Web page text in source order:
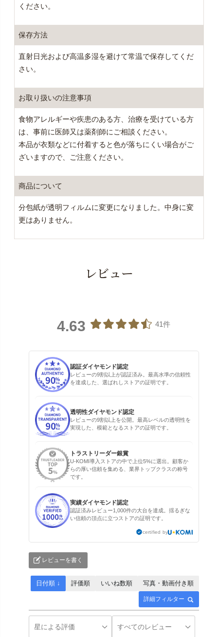
ください。
保存方法
直射日光および高温多湿を避けて常温で保存してくだ
さい。
お取り扱いの注意事項
食物アレルギーや疾患のある方、治療を受けている方
は、事前に医師又は薬剤師にご相談ください。
本品が衣類などに付着すると色が落ちにくい場合がご
ざいますので、ご注意ください。
商品について
分包紙が透明フィルムに変更になりました。中身に変
更はありません。
レビュー
4.63 41件
認証ダイヤモンド認定
レビューの9割以上が認証済み。最高水準の信頼性
を達成した、選ばれしストアの証明です。
透明性ダイヤモンド認定
レビューの9割以上を公開。最高レベルの透明性を
実現した、模範となるストアの証明です。
トラストリーダー銀賞
U-KOMI導入ストアの中で上位5%に選出。顧客か
らの厚い信頼を集める、業界トップクラスの称号
です。
実績ダイヤモンド認定
認証済みレビュー1,000件の大台を達成。揺るぎな
い信頼の頂点に立つストアの証明です。
certified by
レビューを書く
詳細フィルター
日付順 ↓ 評価順 いいね数順 写真・動画付き順